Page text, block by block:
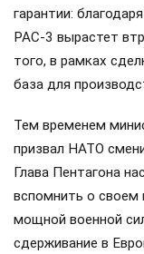
гарантии:
PAC-3 вырастет
того, в рамках
база для
Тем временем
призвал НАТО
Глава Пентагона
вспомнить о своем
мощной военной
сдерживание в